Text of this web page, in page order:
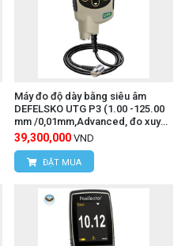
Máy đo độ dày bằng siêu âm
DEFELSKO UTG P3 (1.00 -125.00
mm /0,01mm,Advanced, đo xuyên
qua lớp sơn)
39,300,000 VND
ĐẶT MUA